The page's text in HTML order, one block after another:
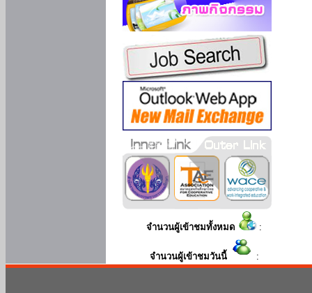
จำนวนผู้เข้าชมทั้งหมด :
จำนวนผู้เข้าชมวันนี้ :